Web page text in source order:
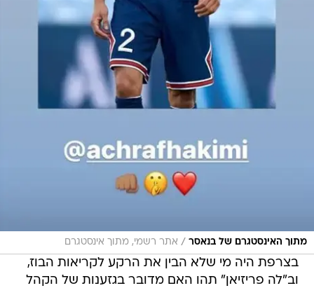
מתוך האינסטגרם של בנאסר / אתר רשמי, מתוך אינסטגרם
בצרפת היה מי שלא הבין את הרקע לקריאות הבוז,
וב"לה פריזיאן" תהו האם מדובר בגזענות של הקהל